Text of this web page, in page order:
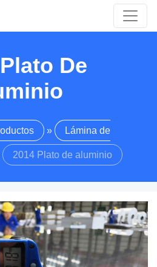
De
» Lámina de
2014 Plato de aluminio